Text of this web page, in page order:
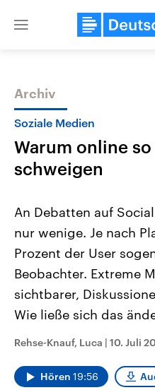
Close
Themen
Landtagswahl Sachsen-Anhalt
2026
Alle Informationen
Sachsen-Anhalt wählt am 6.
September 2026 einen neuen
Landtag. Seit 2021 wird das
Bundesland von einer
Umfragen, Prognosen,
Wahlprogramme, aktuelle
und Kandidaten der
Wahl.
Archiv
Soziale Medien
Warum online
schweigen
An Debatten auf
nur wenige. Je nach
Prozent der User
Beobachter. Extreme
sichtbarer,
Wie ließe sich das
Rehse-Knauf, Luca | 10. Juli
Hören 19:56